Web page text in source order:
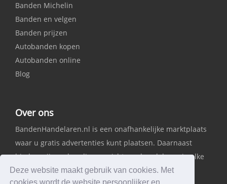
Deze website maakt gebruik van cookies. Met
cookies wordt de website persoonlijker en
Banden Michelin
Banden en velgen
Banden prijzen
Autobanden kopen
Autobanden online
Blog
Over ons
BandenHandelaren.nl is een onafhankelijke marktplaats
waar u gratis advertenties kunt plaatsen. Daarnaast
bieden wij een handig overzicht van handelaren in elke
provincie.